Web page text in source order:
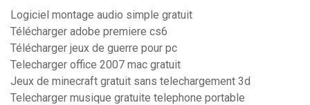
Logiciel montage audio simple gratuit
Télécharger adobe premiere cs6
Télécharger jeux de guerre pour pc
Telecharger office 2007 mac gratuit
Jeux de minecraft gratuit sans telechargement 3d
Telecharger musique gratuite telephone portable